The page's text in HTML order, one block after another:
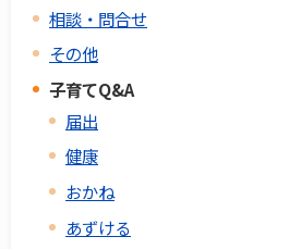
相談・問合せ
その他
子育てQ&A
届出
健康
おかね
あずける